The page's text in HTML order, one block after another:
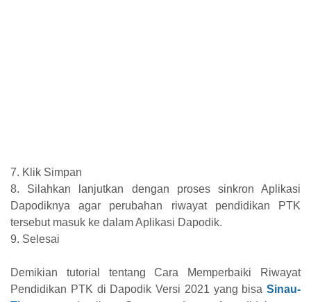
7. Klik Simpan
8. Silahkan lanjutkan dengan proses sinkron Aplikasi
Dapodiknya agar perubahan riwayat pendidikan PTK
tersebut masuk ke dalam Aplikasi Dapodik.
9. Selesai
Demikian tutorial tentang Cara Memperbaiki Riwayat
Pendidikan PTK di Dapodik Versi 2021 yang bisa Sinau-